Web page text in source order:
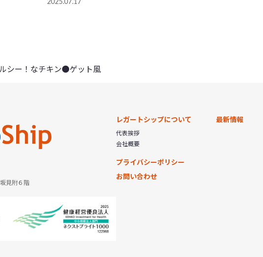
2025.07.17
シー！なチキン●ゲット風
見附６階
レガートシップについて
代表挨拶
会社概要
最新情報
プライバシーポリシー
お問い合わせ